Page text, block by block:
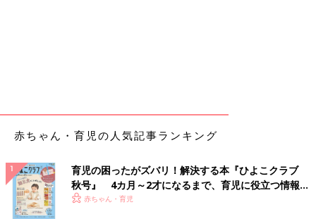
食パンをガーリックトーストにしてから、(3)をのせてもおいし
いです。
赤ちゃん・育児の人気記事ランキング
育児の困ったがズバリ！解決する本『ひよこクラブ
秋号』 4カ月～2才になるまで、育児に役立つ情報が
いっぱい！
赤ちゃん・育児